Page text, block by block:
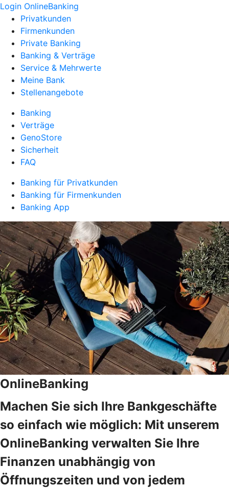
Login OnlineBanking
Privatkunden
Firmenkunden
Private Banking
Banking & Verträge
Service & Mehrwerte
Meine Bank
Stellenangebote
Banking
Verträge
GenoStore
Sicherheit
FAQ
Banking für Privatkunden
Banking für Firmenkunden
Banking App
OnlineBanking
Machen Sie sich Ihre Bankgeschäfte
so einfach wie möglich: Mit unserem
OnlineBanking verwalten Sie Ihre
Finanzen unabhängig von
Öffnungszeiten und von jedem